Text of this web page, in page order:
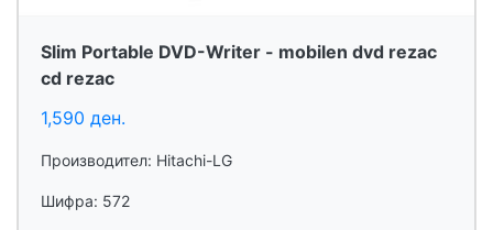
Slim Portable DVD-Writer - mobilen dvd rezac
cd rezac
1,590 ден.
Производител: Hitachi-LG
Шифра: 572